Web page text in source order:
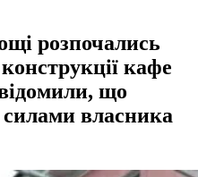
розпочались
кафе
що
власника